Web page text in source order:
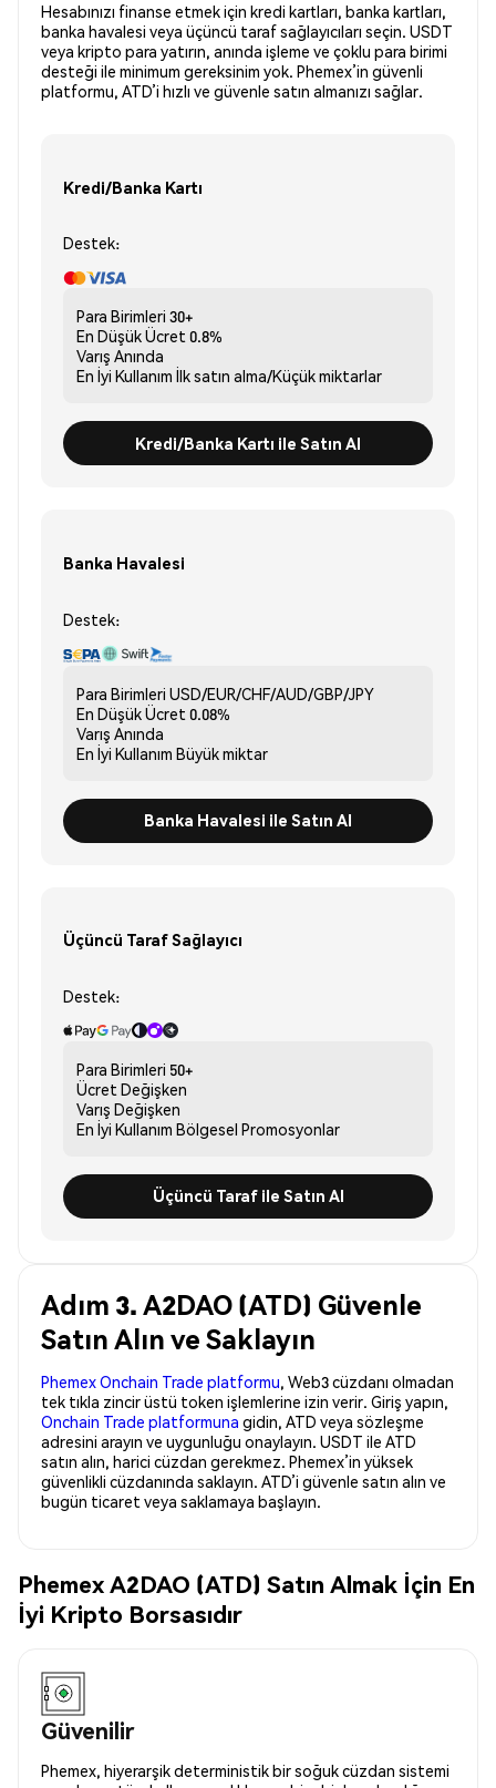
Hesabınızı finanse etmek için kredi kartları, banka kartları,
banka havalesi veya üçüncü taraf sağlayıcıları seçin. USDT
veya kripto para yatırın, anında işleme ve çoklu para birimi
desteği ile minimum gereksinim yok. Phemex’in güvenli
platformu, ATD’i hızlı ve güvenle satın almanızı sağlar.
Kredi/Banka Kartı
Destek:
Para Birimleri 30+
En Düşük Ücret 0.8%
Varış Anında
En İyi Kullanım İlk satın alma/Küçük miktarlar
Kredi/Banka Kartı ile Satın Al
Banka Havalesi
Destek:
Para Birimleri USD/EUR/CHF/AUD/GBP/JPY
En Düşük Ücret 0.08%
Varış Anında
En İyi Kullanım Büyük miktar
Banka Havalesi ile Satın Al
Üçüncü Taraf Sağlayıcı
Destek:
Para Birimleri 50+
Ücret Değişken
Varış Değişken
En İyi Kullanım Bölgesel Promosyonlar
Üçüncü Taraf ile Satın Al
Adım 3. A2DAO (ATD) Güvenle
Satın Alın ve Saklayın
Phemex Onchain Trade platformu, Web3 cüzdanı olmadan
tek tıkla zincir üstü token işlemlerine izin verir. Giriş yapın,
Onchain Trade platformuna gidin, ATD veya sözleşme
adresini arayın ve uygunluğu onaylayın. USDT ile ATD
satın alın, harici cüzdan gerekmez. Phemex’in yüksek
güvenlikli cüzdanında saklayın. ATD’i güvenle satın alın ve
bugün ticaret veya saklamaya başlayın.
Phemex A2DAO (ATD) Satın Almak İçin En
İyi Kripto Borsasıdır
Güvenilir
Phemex, hiyerarşik deterministik bir soğuk cüzdan sistemi